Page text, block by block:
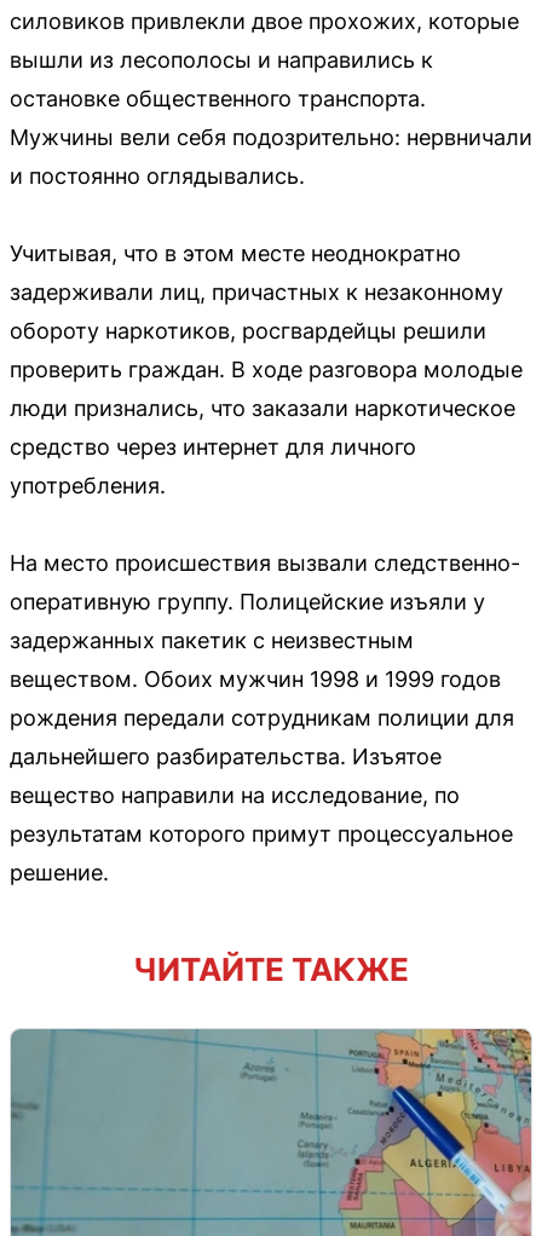
силовиков привлекли двое прохожих, которые
вышли из лесополосы и направились к
остановке общественного транспорта.
Мужчины вели себя подозрительно: нервничали
и постоянно оглядывались.
Учитывая, что в этом месте неоднократно
задерживали лиц, причастных к незаконному
обороту наркотиков, росгвардейцы решили
проверить граждан. В ходе разговора молодые
люди признались, что заказали наркотическое
средство через интернет для личного
употребления.
На место происшествия вызвали следственно-
оперативную группу. Полицейские изъяли у
задержанных пакетик с неизвестным
веществом. Обоих мужчин 1998 и 1999 годов
рождения передали сотрудникам полиции для
дальнейшего разбирательства. Изъятое
вещество направили на исследование, по
результатам которого примут процессуальное
решение.
ЧИТАЙТЕ ТАКЖЕ